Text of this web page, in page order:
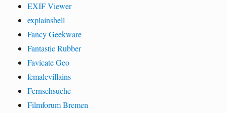
EXIF Viewer
explainshell
Fancy Geekware
Fantastic Rubber
Favicate Geo
femalevillains
Fernsehsuche
Filmforum Bremen